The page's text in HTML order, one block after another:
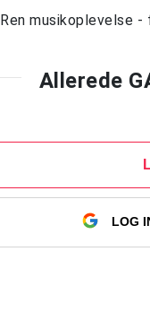
Ren musikoplevelse
Allerede
LOG